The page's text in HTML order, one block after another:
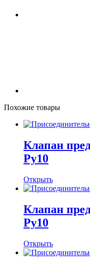
Похожие товары
Клапан
Ру10
Открыть
Клапан
Ру10
Открыть